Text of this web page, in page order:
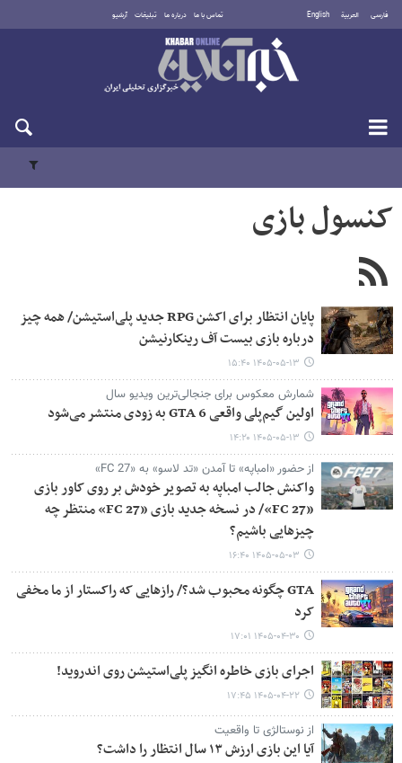
فارسی العربية English تماس با ما درباره ما تبلیغات آرشیو
شنبه ۱۷ مرداد ۱۴۰۵
کنسول بازی
پایان انتظار برای اکشن RPG جدید پلی‌استیشن/ همه چیز
درباره بازی بیست آف رینکارنیشن
۱۴۰۵-۰۵-۱۳ ۱۵:۴۰
شمارش معکوس برای جنجالی‌ترین ویدیو سال
اولین گیم‌پلی واقعی GTA 6 به زودی منتشر می‌شود
۱۴۰۵-۰۵-۱۳ ۱۴:۲۰
از حضور «امباپه» تا آمدن «تد لاسو» به «FC 27»
واکنش جالب امباپه به تصویر خودش بر روی کاور بازی
«FC 27»/ در نسخه جدید بازی «FC 27» منتظر چه
چیزهایی باشیم؟
۱۴۰۵-۰۵-۰۳ ۱۶:۴۰
GTA چگونه محبوب شد؟/ رازهایی که راکستار از ما مخفی
کرد
۱۴۰۵-۰۴-۳۰ ۱۷:۰۱
اجرای بازی خاطره انگیز پلی‌استیشن روی اندروید!
۱۴۰۵-۰۴-۲۲ ۱۷:۴۵
از نوستالژی تا واقعیت
آیا این بازی ارزش ۱۳ سال انتظار را داشت؟